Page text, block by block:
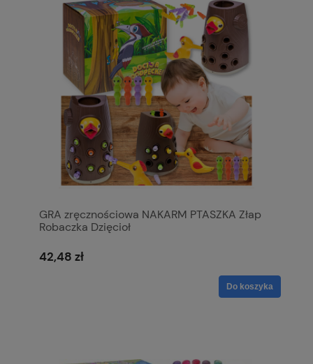
GRA zręcznościowa NAKARM PTASZKA Złap
Robaczka Dzięcioł
42,48 zł
Do koszyka